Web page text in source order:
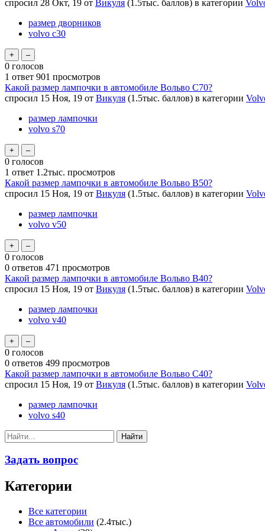
спросил 28 Окт, 19 от Викуля (1.5тыс. баллов) в категории
размер дворников
volvo c30
0 голосов
1 ответ 901 просмотров
Какой размер лампочки в автомобиле Вольво С70?
спросил 15 Ноя, 19 от Викуля (1.5тыс. баллов) в категории
размер лампочки
volvo s70
0 голосов
1 ответ 1.2тыс. просмотров
Какой размер лампочки в автомобиле Вольво В50?
спросил 15 Ноя, 19 от Викуля (1.5тыс. баллов) в категории
размер лампочки
volvo v50
0 голосов
0 ответов 471 просмотров
Какой размер лампочки в автомобиле Вольво В40?
спросил 15 Ноя, 19 от Викуля (1.5тыс. баллов) в категории
размер лампочки
volvo v40
0 голосов
0 ответов 499 просмотров
Какой размер лампочки в автомобиле Вольво С40?
спросил 15 Ноя, 19 от Викуля (1.5тыс. баллов) в категории
размер лампочки
volvo s40
Задать вопрос
Категории
Все категории
Все автомобили (2.4тыс.)